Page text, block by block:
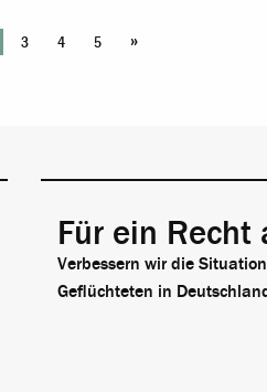
3 4 5 »
Für ein
Verbessern wir die
Geflüchteten in